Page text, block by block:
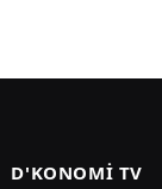
D'KONOMİ TV